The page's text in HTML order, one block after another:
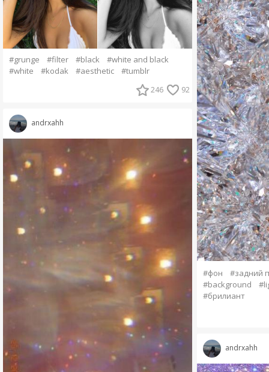
#grunge #filter #black
#white and black
#white
#kodak #aesthetic #tumblr
246 92
andrxahh
#фон
#задний
#background
#брилиант
andrxahh